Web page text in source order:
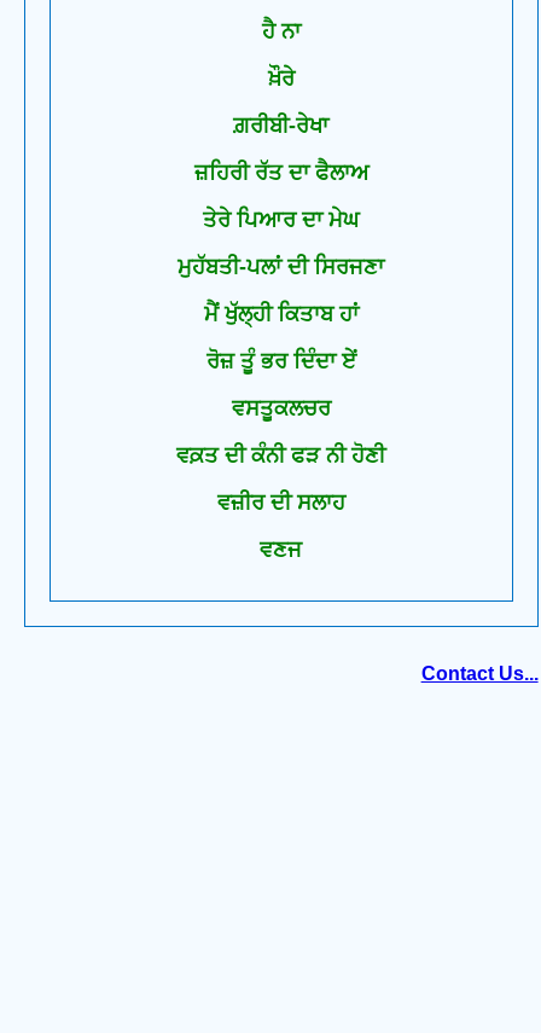
ਹੈ ਨਾ
ਖ਼ੌਰੇ
ਗ਼ਰੀਬੀ-ਰੇਖਾ
ਜ਼ਹਿਰੀ ਰੱਤ ਦਾ ਫੈਲਾਅ
ਤੇਰੇ ਪਿਆਰ ਦਾ ਮੇਘ
ਮੁਹੱਬਤੀ-ਪਲਾਂ ਦੀ ਸਿਰਜਣਾ
ਮੈਂ ਖੁੱਲ੍ਹੀ ਕਿਤਾਬ ਹਾਂ
ਰੋਜ਼ ਤੂੰ ਭਰ ਦਿੰਦਾ ਏਂ
ਵਸਤੂਕਲਚਰ
ਵਕ਼ਤ ਦੀ ਕੰਨੀ ਫੜ ਨੀ ਹੋਣੀ
ਵਜ਼ੀਰ ਦੀ ਸਲਾਹ
ਵਣਜ
Contact Us...